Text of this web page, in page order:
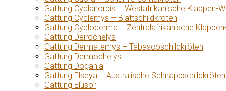
Gattung Cyclanorbis – Westafrikanische Klappen-
Gattung Cyclemys – Blattschildkröten
Gattung Cycloderma – Zentralafrikanische
Gattung Deirochelys
Gattung Dermatemys – Tabascoschildkröten
Gattung Dermochelys
Gattung Dogania
Gattung Elseya – Australische Schnappschildkröten
Gattung Elusor